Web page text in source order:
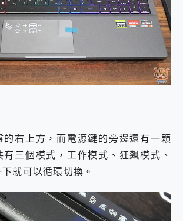
的右上方，而電源鍵的旁邊還有一顆
三個模式，工作模式、狂飆模式、
就可以循環切換。